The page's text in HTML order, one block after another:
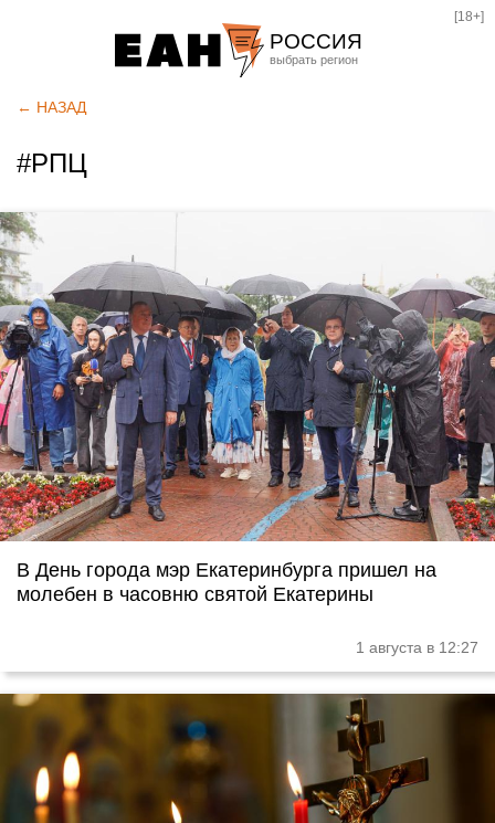
РОССИЯ
[18+]
← НАЗАД
#РПЦ
В День города мэр Екатеринбурга пришел на
молебен в часовню святой Екатерины
1 августа в 12:27